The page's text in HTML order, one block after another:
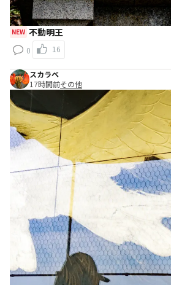
NEW 不動明王
0 16
スカラベ
17時間前その他